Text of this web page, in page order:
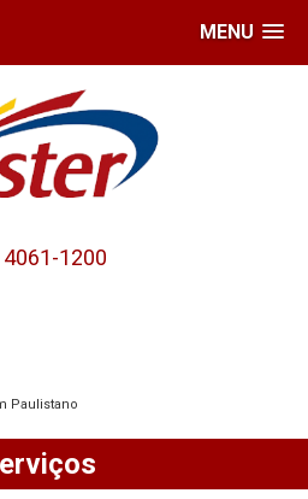
MENU
4061-1200
Paulistano